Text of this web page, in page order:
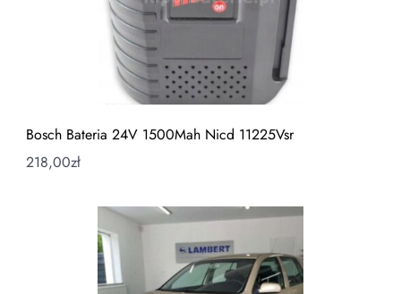
Bosch Bateria 24V 1500Mah Nicd 11225Vsr
218,00zł